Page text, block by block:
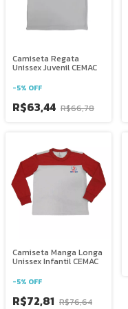
Camiseta Regata
Unissex Juvenil CEMAC
-5% OFF
R$63,44 R$66,78
Camiseta Manga Longa
Unissex Infantil CEMAC
-5% OFF
R$72,81 R$76,64